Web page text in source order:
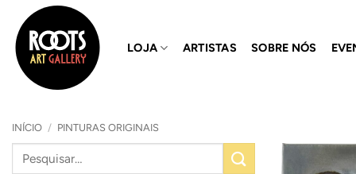
content
LOJA ARTISTAS SOBRE NÓS
INÍCIO / PINTURAS ORIGINAIS